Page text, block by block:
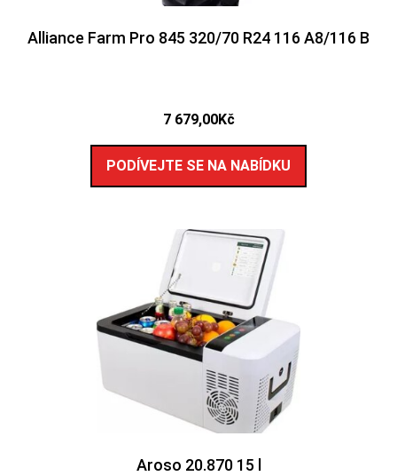
Alliance Farm Pro 845 320/70 R24 116 A8/116 B
7 679,00Kč
PODÍVEJTE SE NA NABÍDKU
Aroso 20.870 15 l